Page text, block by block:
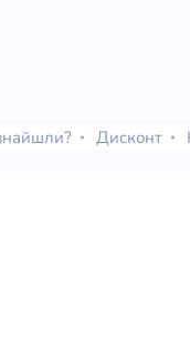
Дисконт